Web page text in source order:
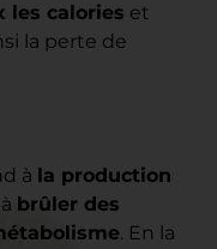
les calories et
la perte de
à la production
brûler des
. En la